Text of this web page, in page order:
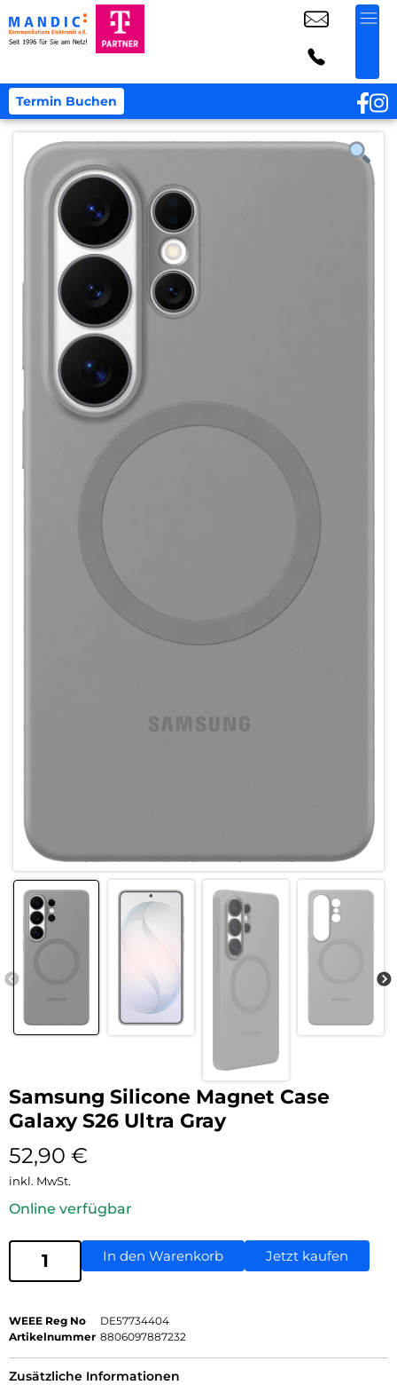
Termin Buchen
Samsung Silicone Magnet Case
Galaxy S26 Ultra Gray
52,90 €
inkl. MwSt.
Online verfügbar
In den Warenkorb Jetzt kaufen
WEEE Reg No
DE57734404
Artikelnummer 8806097887232
Zusätzliche Informationen